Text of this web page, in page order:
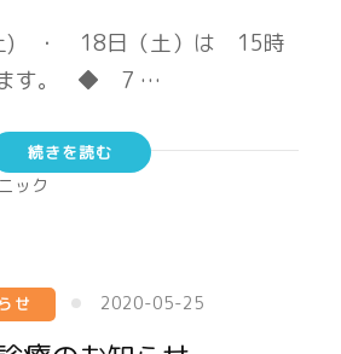
・ 18日（土）は 15時
ます。 ◆ 7 …
続きを読む
ック
せ 2020-05-25